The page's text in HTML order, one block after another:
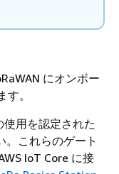
にオンボー
。
使用を認定された
。これらのゲート
IoT Core に接